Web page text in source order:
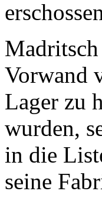
Vorwand
Lager zu
wurden,
in die
seine